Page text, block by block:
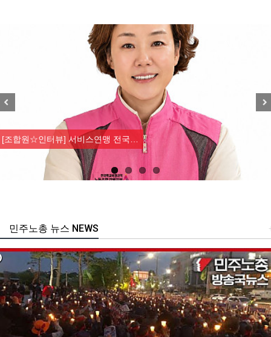
[강릉,속초,원주,춘천] 폭염감시…
주노총 뉴스 NEWS